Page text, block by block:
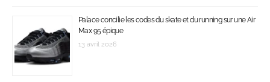
Palace concilie les codes du skate et du running sur une Air
Max 95 épique
13 avril 2026